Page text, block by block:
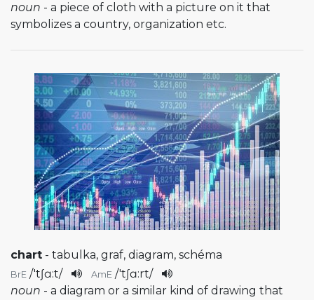
noun - a piece of cloth with a picture on it that
symbolizes a country, organization etc.
chart - tabulka, graf, diagram, schéma
BrE /'tʃɑ:t/ AmE /'tʃɑ:rt/
noun - a diagram or a similar kind of drawing that